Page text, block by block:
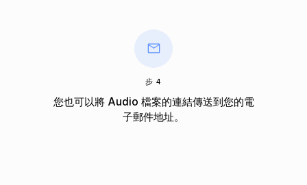
步 4
您也可以將 Audio 檔案的連結傳送到您的電
子郵件地址。